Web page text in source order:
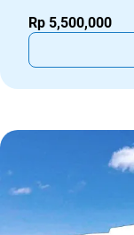
Rp 5,500,000